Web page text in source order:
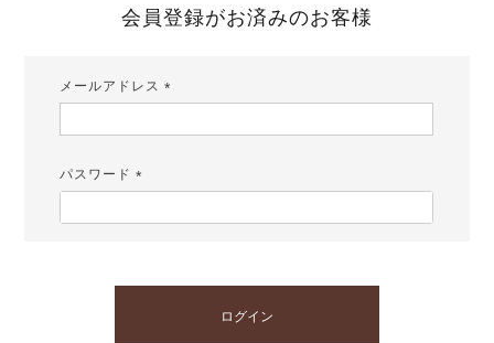
会員登録がお済みのお客様
メールアドレス
パスワード
ログイン